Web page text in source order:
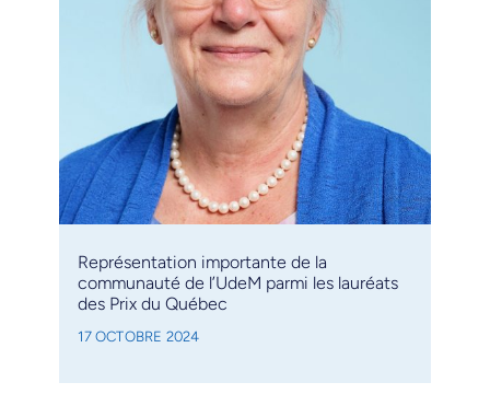
Représentation importante de la
communauté de l’UdeM parmi les lauréats
des Prix du Québec
17 OCTOBRE 2024